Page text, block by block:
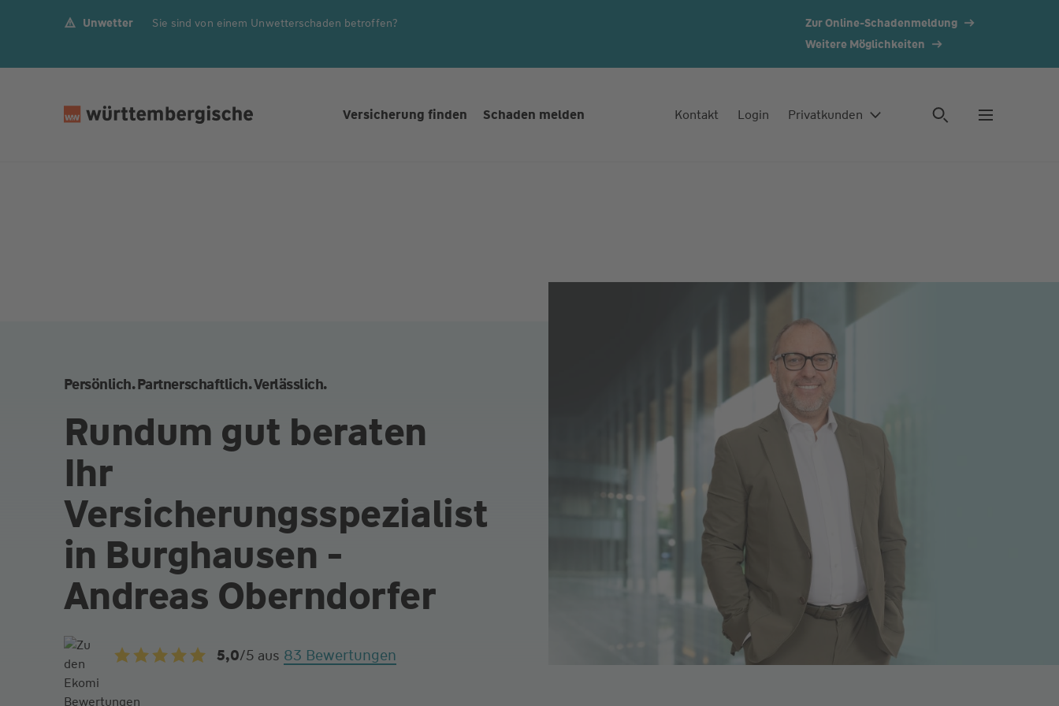
Unwetter Sie sind von einem Unwetterschaden betroffen?
Zur Online-Schadenmeldung
Weitere Möglichkeiten
Versicherung finden Schaden melden Kontakt Login Privatkunden
Persönlich. Partnerschaftlich. Verlässlich.
Rundum gut beraten
Ihr
Versicherungsspezialist
in Burghausen -
Andreas Oberndorfer
5,0/5 aus 83 Bewertungen